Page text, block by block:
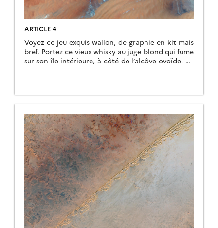
ARTICLE 4
Voyez ce jeu exquis wallon, de graphie en kit mais
bref. Portez ce vieux whisky au juge blond qui fume
sur son île intérieure, à côté de l’alcôve ovoïde, où